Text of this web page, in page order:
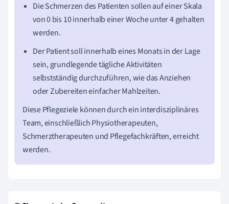
Die Schmerzen des Patienten sollen auf einer Skala
von 0 bis 10 innerhalb einer Woche unter 4 gehalten
werden.
Der Patient soll innerhalb eines Monats in der Lage
sein, grundlegende tägliche Aktivitäten
selbstständig durchzuführen, wie das Anziehen
oder Zubereiten einfacher Mahlzeiten.
Diese Pflegeziele können durch ein interdisziplinäres
Team, einschließlich Physiotherapeuten,
Schmerztherapeuten und Pflegefachkräften, erreicht
werden.